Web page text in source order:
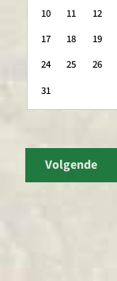
10
11 12
17
18 19
24
25 26
31
Volgende